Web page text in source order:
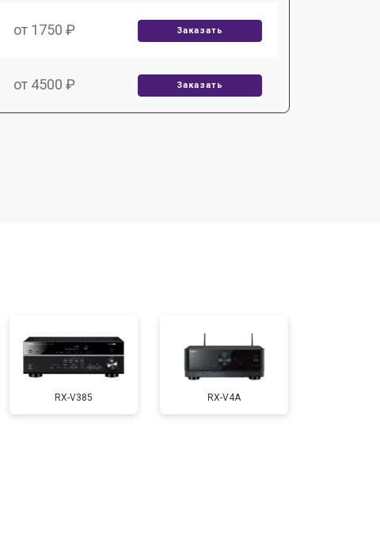
от 1750 ₽ Заказать
от 4500 ₽ Заказать
RX-V385 RX-V4A